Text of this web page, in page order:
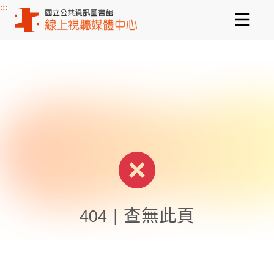
主要內容區塊
:::
404 | 查無此頁